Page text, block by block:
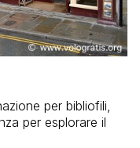
per bibliofili,
per esplorare il